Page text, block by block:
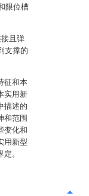
限位槽
且弹
支撑的
征和本
实用新
描述的
和范围
变化和
用新型
。